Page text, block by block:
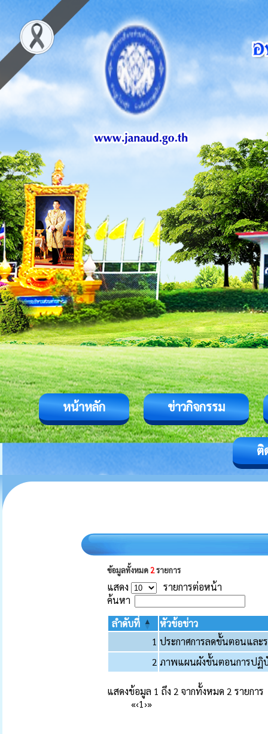
หน้าหลัก ข่าวกิจกรรม
ติ
ข้อมูลทั้งหมด 2รายการ
แสดง
รายการต่อหน้า
ค้นหา
ลำดับที่
หัวข้อข่าว
1 ประกาศการลดขั้นตอนและ
2 ภาพแผนผังขั้นตอนการปฏิ
แสดงข้อมูล 1 ถึง 2 จากทั้งหมด 2 รายการ
«‹1›»